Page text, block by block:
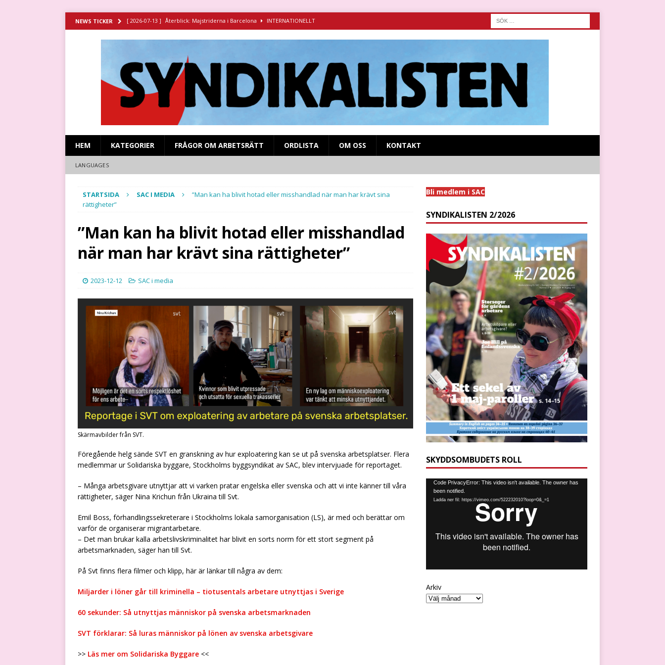
NEWS TICKER [ 2026-07-13 ] Återblick: Majstriderna i Barcelona INTERNATIONELLT
Strejken vid Stripa gruva 1925-1927 – föredrag för Syndikalistiska kamratföreningen
HISTORIA
[ 2026-06-23 ] Missa inte filmen om syndikalistisk kamp på SVT Play! MIGRANTARBETARE
[ 2026-07-15 ] Återblick: Revolutionens och inbördeskrigets Spanien INTERNATIONELLT
HEM KATEGORIER FRÅGOR OM ARBETSRÄTT ORDLISTA OM OSS KONTAKT
LANGUAGES
STARTSIDA SAC I MEDIA
”Man kan ha blivit hotad eller misshandlad när man har krävt sina
rättigheter”
”Man kan ha blivit hotad eller misshandlad
när man har krävt sina rättigheter”
2023-12-12 SAC i media
Skärmavbilder från SVT.
Föregående helg sände SVT en granskning av hur exploatering kan se ut på svenska arbetsplatser. Flera
medlemmar ur Solidariska byggare, Stockholms byggsyndikat av SAC, blev intervjuade för reportaget.
– Många arbetsgivare utnyttjar att vi varken pratar engelska eller svenska och att vi inte känner till våra
rättigheter, säger Nina Krichun från Ukraina till Svt.
Emil Boss, förhandlingssekreterare i Stockholms lokala samorganisation (LS), är med och berättar om
varför de organiserar migrantarbetare.
– Det man brukar kalla arbetslivskriminalitet har blivit en sorts norm för ett stort segment på
arbetsmarknaden, säger han till Svt.
På Svt finns flera filmer och klipp, här är länkar till några av dem:
Miljarder i löner går till kriminella – tiotusentals arbetare utnyttjas i Sverige
60 sekunder: Så utnyttjas människor på svenska arbetsmarknaden
SVT förklarar: Så luras människor på lönen av svenska arbetsgivare
>> Läs mer om Solidariska Byggare <<
Bli medlem i SAC
SYNDIKALISTEN 2/2026
SKYDDSOMBUDETS ROLL
Videospelare
Code PrivacyError: This video isn't available. The owner has
been notified.
Ladda ner fil: https://vimeo.com/522232010?loop=0&_=1
Arkiv